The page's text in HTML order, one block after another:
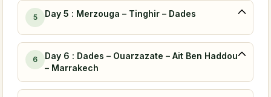
5 Day 5 : Merzouga – Tinghir – Dades
6
Day 6 : Dades – Ouarzazate – Ait Ben Haddou
– Marrakech